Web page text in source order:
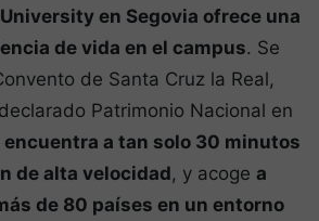
en Segovia ofrece una
de vida en el campus. Se
de Santa Cruz la Real,
Patrimonio Nacional en
encuentra a tan solo 30 minutos
de alta velocidad, y acoge a
de 80 países en un entorno